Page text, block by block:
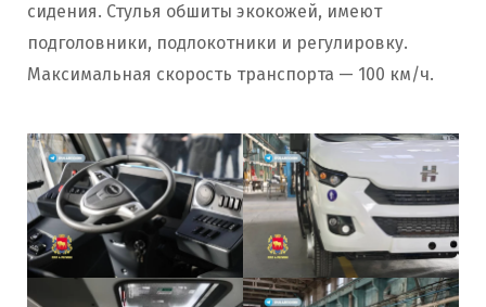
сидения. Стулья обшиты экокожей, имеют
подголовники, подлокотники и регулировку.
Максимальная скорость транспорта — 100 км/ч.